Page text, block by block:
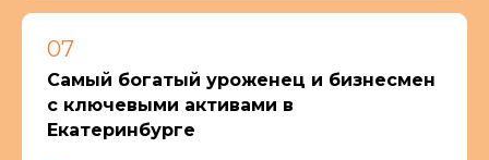
07
Самый богатый уроженец и бизнесмен
с ключевыми активами в
Екатеринбурге